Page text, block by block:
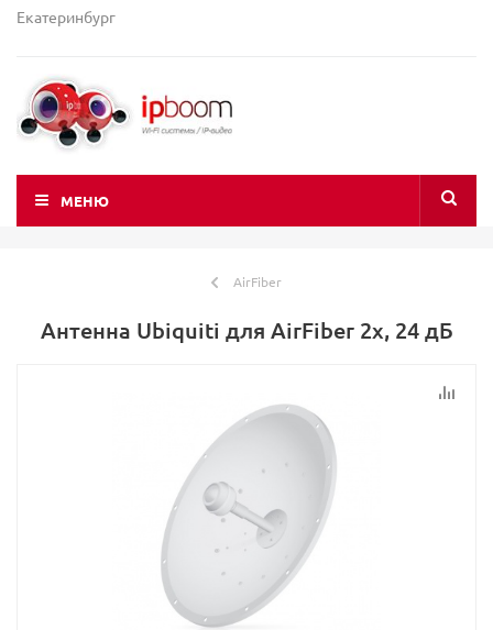
Екатеринбург
МЕНЮ
AirFiber
Антенна Ubiquiti для AirFiber 2x, 24 дБ